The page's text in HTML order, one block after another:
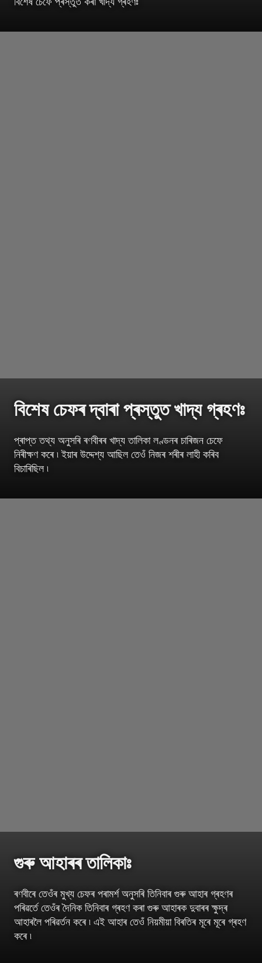
বিশেষ চেফৰ দ্বাৰা প্ৰস্তুত খাদ্য গ্ৰহণঃ
প্ৰাপ্ত তথ্য অনুসৰি ৰণবীৰৰ খাদ্য তালিকা লণ্ডনৰ চাৰিজন চেফে
নিৰীক্ষণ কৰে ৷ ইয়াৰ উদ্দেশ্য আছিল তেওঁ নিজৰ শৰীৰ লাহী কৰিব
বিচাৰিছিল ৷
গুৰু আহাৰৰ তালিকাঃ
ৰণবীৰে তেওঁৰ মুখ্য চেফৰ পৰামৰ্শ অনুসৰি তিনিবাৰ গুৰু আহাৰ গ্ৰহণৰ
পৰিৱৰ্তে তেওঁৰ দৈনিক তিনিবাৰ গ্ৰহণ কৰা গুৰু আহাৰক দুবাৰৰ ক্ষুদ্ৰ
আহাৰলৈ পৰিৱৰ্তন কৰে ৷ এই আহাৰ তেওঁ নিয়মীয়া বিৰতিৰ মূৰে মূৰে গ্ৰহণ
কৰে ৷